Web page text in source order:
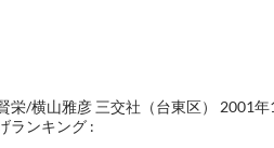
栄/横山雅彦 三交社（台東区） 2001年
ランキング :